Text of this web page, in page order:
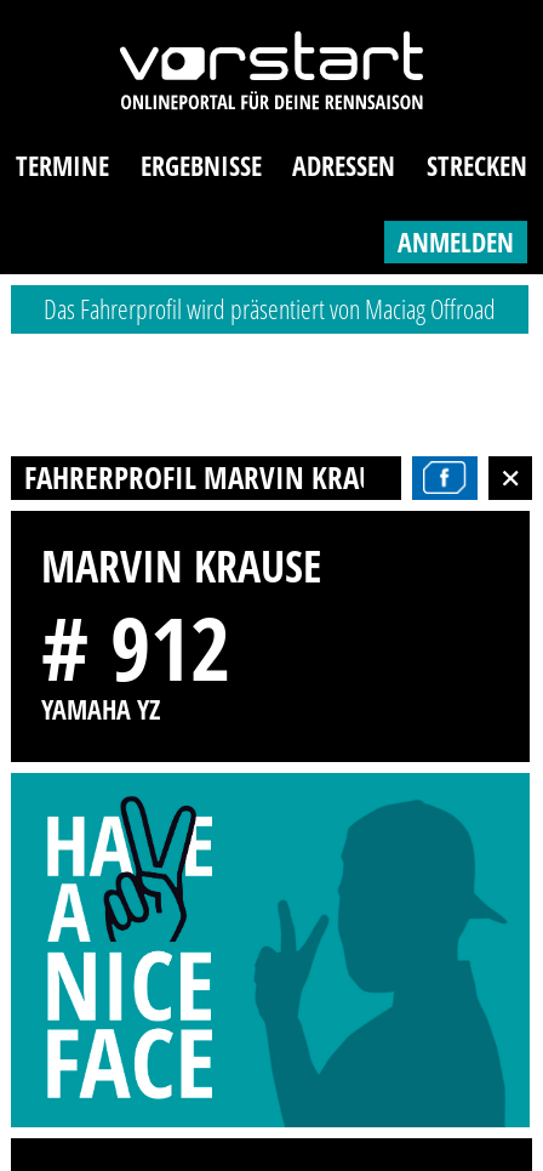
TERMINE ERGEBNISSE ADRESSEN STRECKEN
ANMELDEN
Das Fahrerprofil wird präsentiert von Maciag Offroad
FAHRERPROFIL MARVIN KRAUSE
MARVIN KRAUSE
# 912
YAMAHA YZ